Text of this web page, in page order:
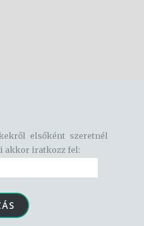
elsőként szeretnél
akkor iratkozz fel: